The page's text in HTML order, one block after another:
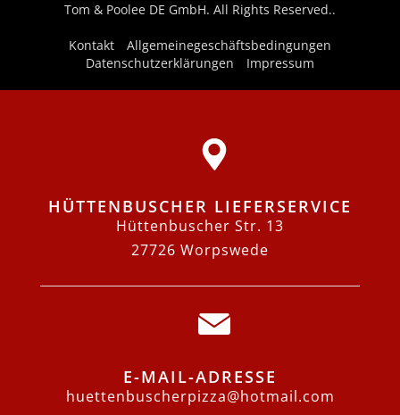
Tom & Poolee DE GmbH. All Rights Reserved..
Kontakt
Allgemeinegeschäftsbedingungen
Datenschutzerklärungen
Impressum
HÜTTENBUSCHER LIEFERSERVICE
Hüttenbuscher Str. 13
27726 Worpswede
E-MAIL-ADRESSE
huettenbuscherpizza@hotmail.com